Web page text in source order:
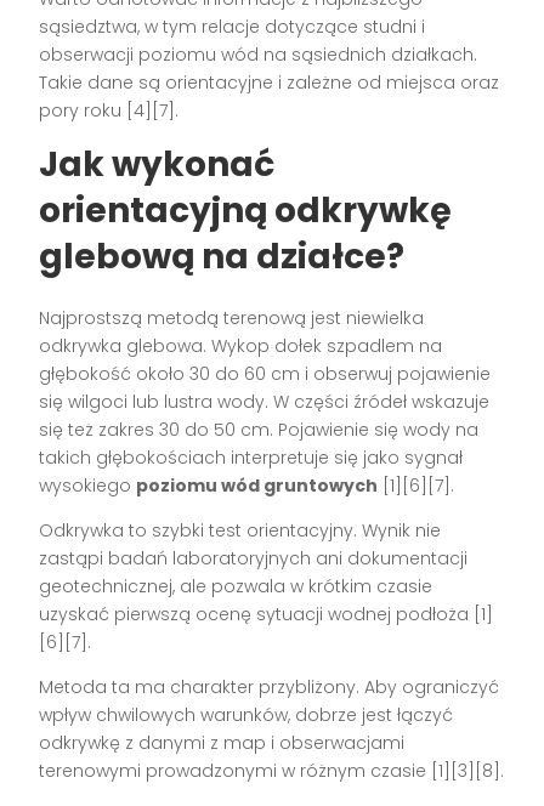
sąsiedztwa, w tym relacje dotyczące studni i
obserwacji poziomu wód na sąsiednich działkach.
Takie dane są orientacyjne i zależne od miejsca oraz
pory roku [4][7].
Jak wykonać
orientacyjną odkrywkę
glebową na działce?
Najprostszą metodą terenową jest niewielka
odkrywka glebowa. Wykop dołek szpadlem na
głębokość około 30 do 60 cm i obserwuj pojawienie
się wilgoci lub lustra wody. W części źródeł wskazuje
się też zakres 30 do 50 cm. Pojawienie się wody na
takich głębokościach interpretuje się jako sygnał
wysokiego poziomu wód gruntowych [1][6][7].
Odkrywka to szybki test orientacyjny. Wynik nie
zastąpi badań laboratoryjnych ani dokumentacji
geotechnicznej, ale pozwala w krótkim czasie
uzyskać pierwszą ocenę sytuacji wodnej podłoża [1]
[6][7].
Metoda ta ma charakter przybliżony. Aby ograniczyć
wpływ chwilowych warunków, dobrze jest łączyć
odkrywkę z danymi z map i obserwacjami
terenowymi prowadzonymi w różnym czasie [1][3][8].